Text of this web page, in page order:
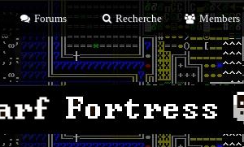
Forums Recherche Members